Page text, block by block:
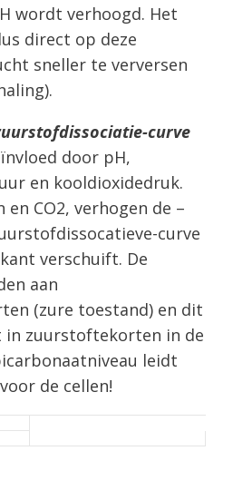
wordt verhoogd. Het
direct op deze
sneller te verversen
curve
door pH,
en kooldioxidedruk.
CO2, verhogen de –
curve
verschuift. De
aan
(zure toestand) en dit
zuurstoftekorten in de
leidt
de cellen!